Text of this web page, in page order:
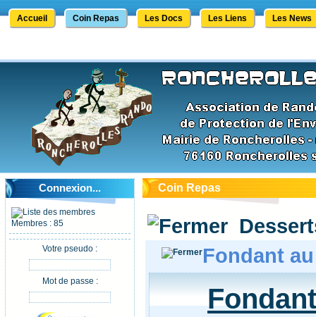
Accueil Coin Repas Les Docs Les Liens Les News
Connexion...
Membres : 85
Votre pseudo :
Mot de passe :
Coin Repas
Fondant